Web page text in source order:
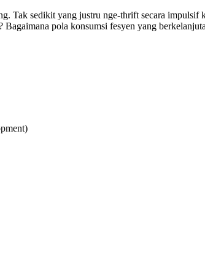
Tak sedikit yang justru nge-thrift secara impulsif
pola konsumsi fesyen yang